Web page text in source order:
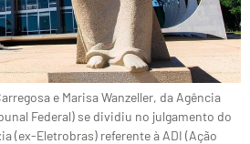
e Marisa Wanzeller, da Agência
Federal) se dividiu no julgamento do
(ex-Eletrobras) referente à ADI (Ação